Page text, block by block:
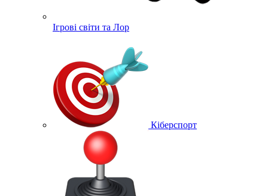
Ігрові світи та Лор
Кіберспорт